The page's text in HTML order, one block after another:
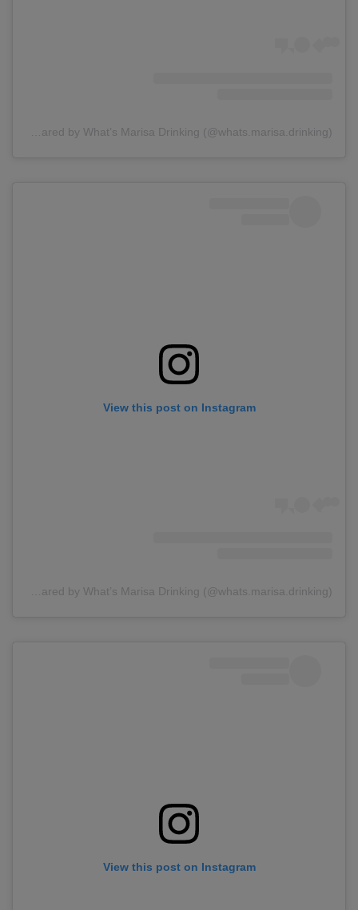
View this post on Instagram
A post shared by What’s Marisa Drinking (@whats.marisa.drinking)
View this post on Instagram